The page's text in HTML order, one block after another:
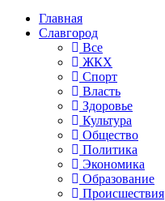
Главная
Славгород
Все
ЖКХ
Спорт
Власть
Здоровье
Культура
Общество
Политика
Экономика
Образование
Происшествия